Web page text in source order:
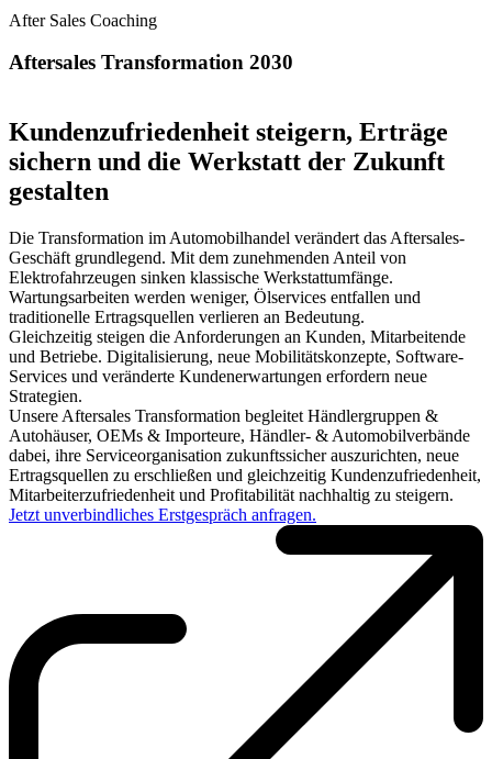
After Sales Coaching
Aftersales Transformation 2030
Kundenzufriedenheit steigern, Erträge
sichern und die Werkstatt der Zukunft
gestalten
Die Transformation im Automobilhandel verändert das Aftersales-
Geschäft grundlegend. Mit dem zunehmenden Anteil von
Elektrofahrzeugen sinken klassische Werkstattumfänge.
Wartungsarbeiten werden weniger, Ölservices entfallen und
traditionelle Ertragsquellen verlieren an Bedeutung.
Gleichzeitig steigen die Anforderungen an Kunden, Mitarbeitende
und Betriebe. Digitalisierung, neue Mobilitätskonzepte, Software-
Services und veränderte Kundenerwartungen erfordern neue
Strategien.
Unsere Aftersales Transformation begleitet Händlergruppen &
Autohäuser, OEMs & Importeure, Händler- & Automobilverbände
dabei, ihre Serviceorganisation zukunftssicher auszurichten, neue
Ertragsquellen zu erschließen und gleichzeitig Kundenzufriedenheit,
Mitarbeiterzufriedenheit und Profitabilität nachhaltig zu steigern.
Jetzt unverbindliches Erstgespräch anfragen.